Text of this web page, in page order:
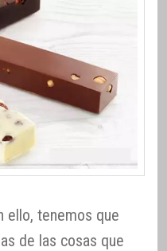
ello, tenemos que
de las cosas que